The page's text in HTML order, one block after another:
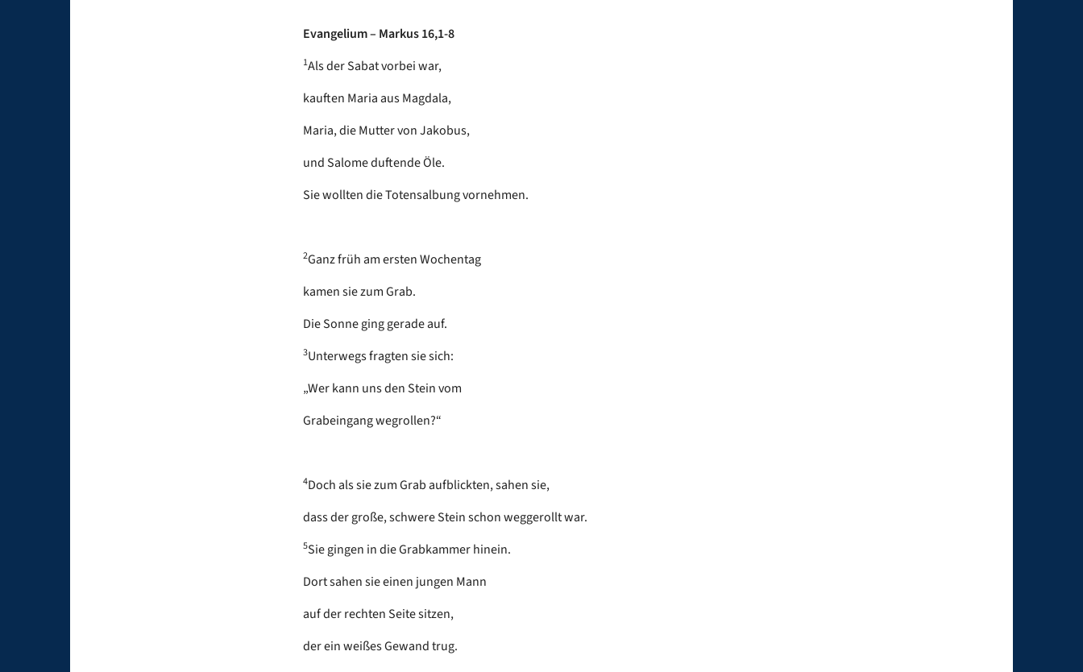
Evangelium – Markus 16,1-8
1Als der Sabat vorbei war,
kauften Maria aus Magdala,
Maria, die Mutter von Jakobus,
und Salome duftende Öle.
Sie wollten die Totensalbung vornehmen.
2Ganz früh am ersten Wochentag
kamen sie zum Grab.
Die Sonne ging gerade auf.
3Unterwegs fragten sie sich:
„Wer kann uns den Stein vom
Grabeingang wegrollen?“
4Doch als sie zum Grab aufblickten, sahen sie,
dass der große, schwere Stein schon weggerollt war.
5Sie gingen in die Grabkammer hinein.
Dort sahen sie einen jungen Mann
auf der rechten Seite sitzen,
der ein weißes Gewand trug.